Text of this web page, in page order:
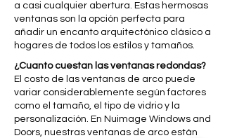
a casi cualquier abertura. Estas hermosas
ventanas son la opción perfecta para
añadir un encanto arquitectónico clásico a
hogares de todos los estilos y tamaños.
¿Cuanto cuestan las ventanas redondas?
El costo de las ventanas de arco puede
variar considerablemente según factores
como el tamaño, el tipo de vidrio y la
personalización. En Nuimage Windows and
Doors, nuestras ventanas de arco están